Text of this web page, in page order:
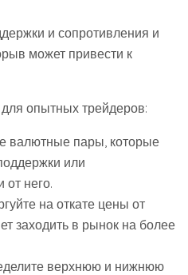
и сопротивления и
может привести к
опытных трейдеров:
валютные пары, которые
или
от него.
на откате цены от
заходить в рынок на более
верхнюю и нижнюю